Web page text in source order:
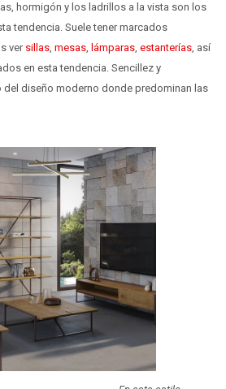
hormigón y los ladrillos a la vista son los
tendencia. Suele tener marcados
ver sillas, mesas, lámparas, estanterías, así
en esta tendencia. Sencillez y
diseño moderno donde predominan las